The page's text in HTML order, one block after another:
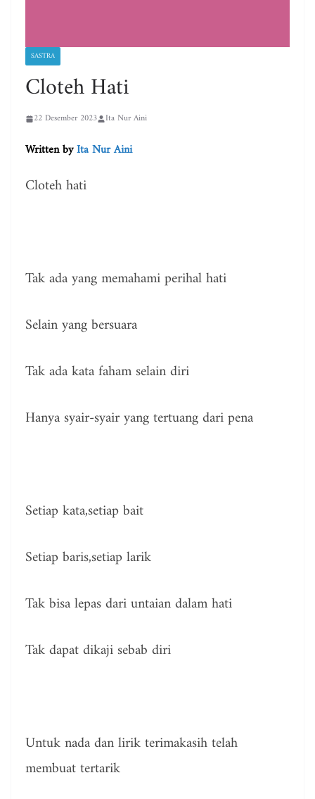
SASTRA
Cloteh Hati
22 Desember 2023 Ita Nur Aini
Written byIta Nur Aini
Cloteh hati
Tak ada yang memahami perihal hati
Selain yang bersuara
Tak ada kata faham selain diri
Hanya syair-syair yang tertuang dari pena
Setiap kata,setiap bait
Setiap baris,setiap larik
Tak bisa lepas dari untaian dalam hati
Tak dapat dikaji sebab diri
Untuk nada dan lirik terimakasih telah
membuat tertarik